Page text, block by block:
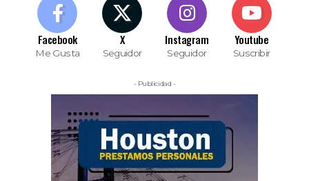
Facebook
Me Gusta
X
Seguidor
Instagram
Seguidor
Youtube
Suscribir
- Publicidad -